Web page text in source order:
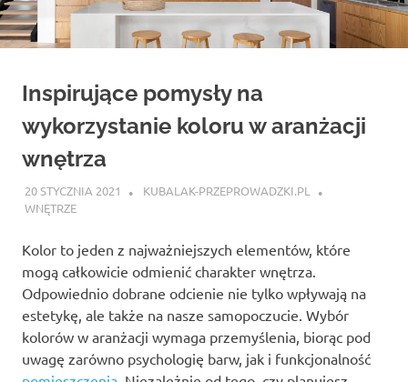
Inspirujące pomysły na
wykorzystanie koloru w aranżacji
wnętrza
20 STYCZNIA 2021
KUBALAK-PRZEPROWADZKI.PL
WNĘTRZE
Kolor to jeden z najważniejszych elementów, które
mogą całkowicie odmienić charakter wnętrza.
Odpowiednio dobrane odcienie nie tylko wpływają na
estetykę, ale także na nasze samopoczucie. Wybór
kolorów w aranżacji wymaga przemyślenia, biorąc pod
uwagę zarówno psychologię barw, jak i funkcjonalność